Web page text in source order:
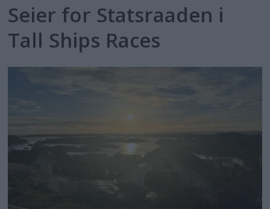
Seier for Statsraaden i
Tall Ships Races